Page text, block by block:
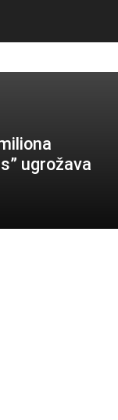
ugrožava